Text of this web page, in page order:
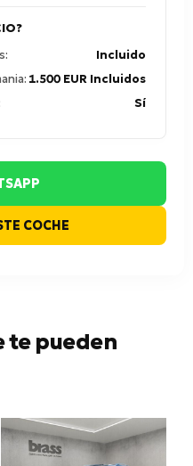
Incluido
1.500 EUR Incluidos
Sí
COCHE
te pueden